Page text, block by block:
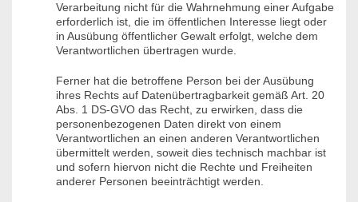
Verarbeitung nicht für die Wahrnehmung einer Aufgabe
erforderlich ist, die im öffentlichen Interesse liegt oder
in Ausübung öffentlicher Gewalt erfolgt, welche dem
Verantwortlichen übertragen wurde.
Ferner hat die betroffene Person bei der Ausübung
ihres Rechts auf Datenübertragbarkeit gemäß Art. 20
Abs. 1 DS-GVO das Recht, zu erwirken, dass die
personenbezogenen Daten direkt von einem
Verantwortlichen an einen anderen Verantwortlichen
übermittelt werden, soweit dies technisch machbar ist
und sofern hiervon nicht die Rechte und Freiheiten
anderer Personen beeinträchtigt werden.